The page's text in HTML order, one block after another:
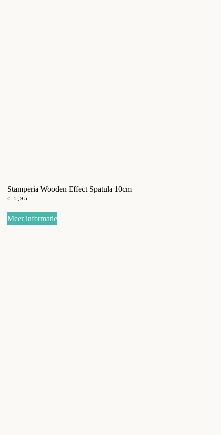
Stamperia Wooden Effect Spatula 10cm
€ 5,95
Meer informatie